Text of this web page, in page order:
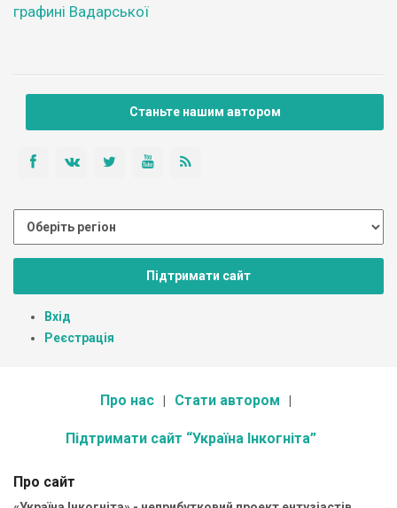
графині Вадарської
Станьте нашим автором
Підтримати сайт
Вхід
Реєстрація
Про нас Стати автором
Підтримати сайт “Україна Інкогніта”
Про сайт